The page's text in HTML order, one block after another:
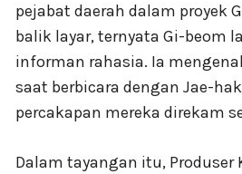
pejabat daerah dalam proyek
balik layar, ternyata Gi-beom
informan rahasia. Ia
saat berbicara dengan Jae-
percakapan mereka direkam
Dalam tayangan itu, Produser